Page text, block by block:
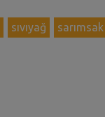
sıvıyağ sarımsak